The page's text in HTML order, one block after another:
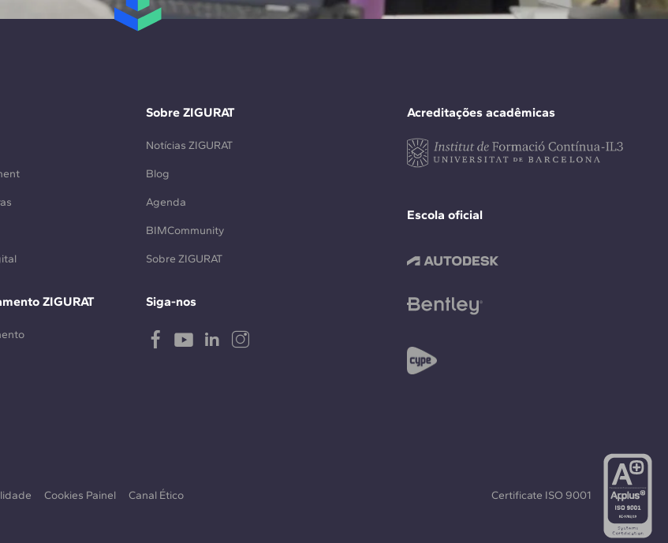
Acreditações acadêmicas
Escola oficial
ZIGURAT
Sobre ZIGURAT
Notícias ZIGURAT
Blog
Agenda
BIMCommunity
Sobre ZIGURAT
Siga-nos
Cookies Painel Canal Ético Certificate ISO 9001